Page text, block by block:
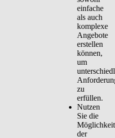
einfache
als auch
komplexe
Angebote
erstellen
können,
um
zu
erfüllen.
Nutzen
Sie die
der